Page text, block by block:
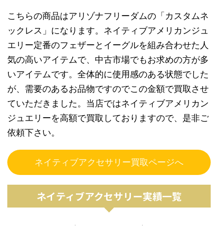
こちらの商品はアリゾナフリーダムの「カスタムネ
ックレス」になります。ネイティブアメリカンジュ
エリー定番のフェザーとイーグルを組み合わせた人
気の高いアイテムで、中古市場でもお求めの方が多
いアイテムです。全体的に使用感のある状態でした
が、需要のあるお品物ですのでこの金額で買取させ
ていただきました。当店ではネイティブアメリカン
ジュエリーを高額で買取しておりますので、是非ご
依頼下さい。
ネイティブアクセサリー買取ページへ
ネイティブアクセサリー実績一覧